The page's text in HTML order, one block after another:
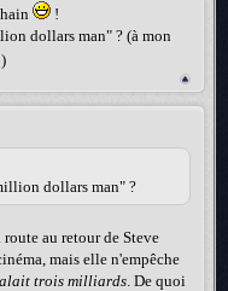
!
dollars man" ? (à mon
)
dollars man" ?
au retour de Steve
mais elle n'empêche
trois milliards . De quoi